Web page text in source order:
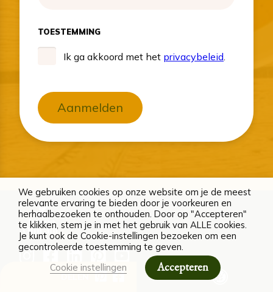
DELEN ALLERGENEN
TOESTEMMING
Ik ga akkoord met het privacybeleid.
Aanmelden
We gebruiken cookies op onze website om je de meest
relevante ervaring te bieden door je voorkeuren en
herhaalbezoeken te onthouden. Door op "Accepteren"
te klikken, stem je in met het gebruik van ALLE cookies.
Je kunt ook de Cookie-instellingen bezoeken om een
gecontroleerde toestemming te geven.
Cookie instellingen
Accepteren